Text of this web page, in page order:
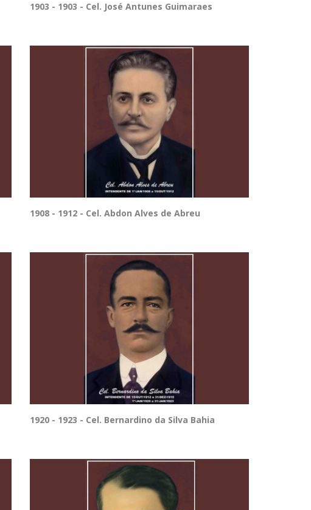
1903 - 1903 - Cel. José Antunes Guimaraes
1908 - 1912 - Cel. Abdon Alves de Abreu
1920 - 1923 - Cel. Bernardino da Silva Bahia